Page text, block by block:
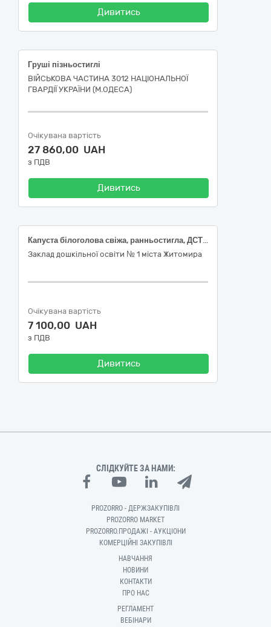
Дивитись
Груші пізньостиглі
ВІЙСЬКОВА ЧАСТИНА 3012 НАЦІОНАЛЬНОЇ
ГВАРДІЇ УКРАЇНИ (М.ОДЕСА)
Очікувана вартість
27 860,00 UAH
з ПДВ
Дивитись
Капуста білоголова свіжа, ранньостигла, ДСТУ 7037, Морква свіжа, першого товарного сорту, ДСТУ 7035, Цибуля ріпчаста свіжа, рання, вищого товарного сорту, від 5 см, ДСТУ 3234, Яблука свіжі, пізньостиглі, вищого товарного сорту, рожеві види плодів, ДСТУ 8133
Заклад дошкільної освіти № 1 міста Житомира
Очікувана вартість
7 100,00 UAH
з ПДВ
Дивитись
СЛІДКУЙТЕ ЗА НАМИ:
PROZORRO - ДЕРЖЗАКУПІВЛІ
PROZORRO MARKET
PROZORRO.ПРОДАЖІ - АУКЦІОНИ
КОМЕРЦІЙНІ ЗАКУПІВЛІ
НАВЧАННЯ
НОВИНИ
КОНТАКТИ
ПРО НАС
РЕГЛАМЕНТ
ВЕБІНАРИ